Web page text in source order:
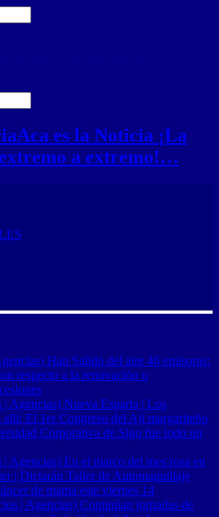
Aca es la Noticia ¡La
a extremo!…
Han Salido del aire 46 emisoras:
respecto a la renovación o
Agencias) Nueva Esparta | Los
allí: El 1er Congreso del Ají margariteño
Corporativa de Sigo fue todo un
Agencias) En el marco del mes rosa en
| Dictarán Taller de Automaquillaje
de mama este viernes 14
| Agencias) Continúan jornadas de